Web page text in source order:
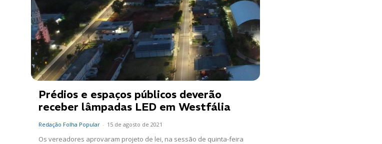
Prédios e espaços públicos deverão
receber lâmpadas LED em Westfália
Redação Folha Popular - 15 de agosto de 2021
Os vereadores aprovaram projeto de lei, na sessão de quinta-feira